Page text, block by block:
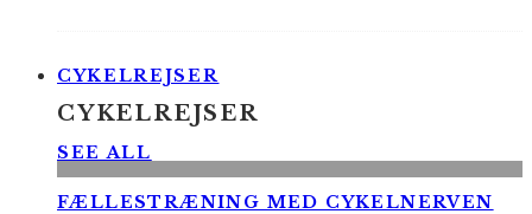
CYKELREJSER
CYKELREJSER
SEE ALL
FÆLLESTRÆNING MED CYKELNERVEN